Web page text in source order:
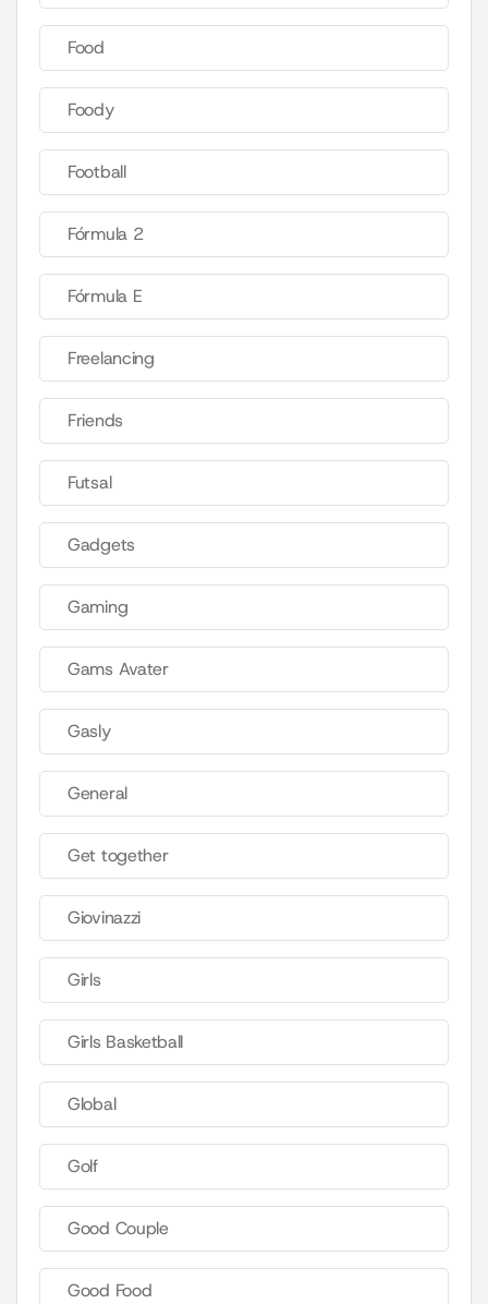
Food
Foody
Football
Fórmula 2
Fórmula E
Freelancing
Friends
Futsal
Gadgets
Gaming
Gams Avater
Gasly
General
Get together
Giovinazzi
Girls
Girls Basketball
Global
Golf
Good Couple
Good Food